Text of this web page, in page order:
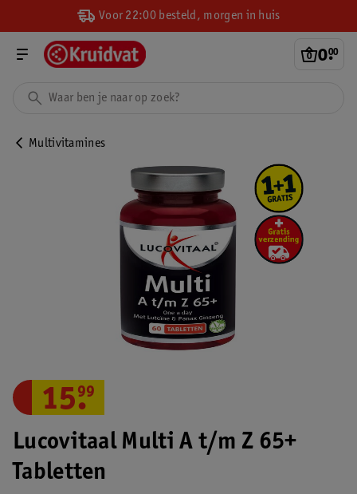
Voor 22:00 besteld, morgen in huis
0.
00
Multivitamines
Lucovitaal Multi A t/m Z 65+
Tabletten
15.
99